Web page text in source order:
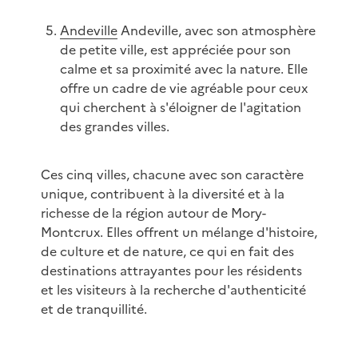
AndevilleAndeville, avec son atmosphère
de petite ville, est appréciée pour son
calme et sa proximité avec la nature. Elle
offre un cadre de vie agréable pour ceux
qui cherchent à s'éloigner de l'agitation
des grandes villes.
Ces cinq villes, chacune avec son caractère
unique, contribuent à la diversité et à la
richesse de la région autour de Mory-
Montcrux. Elles offrent un mélange d'histoire,
de culture et de nature, ce qui en fait des
destinations attrayantes pour les résidents
et les visiteurs à la recherche d'authenticité
et de tranquillité.